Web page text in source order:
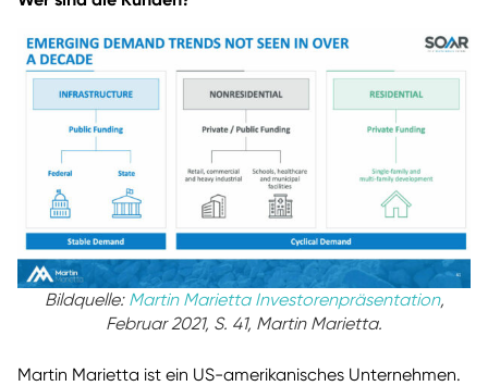
Bildquelle: Martin Marietta Investorenpräsentation,
Februar 2021, S. 41, Martin Marietta.
Martin Marietta ist ein US-amerikanisches Unternehmen.